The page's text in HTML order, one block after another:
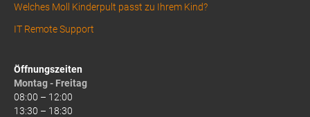
Welches Moll Kinderpult passt zu Ihrem Kind?
IT Remote Support
Öffnungszeiten
Montag - Freitag
08:00 – 12:00
13:30 – 18:30